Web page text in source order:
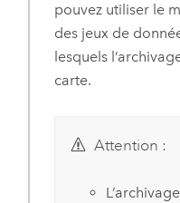
pouvez utiliser le
des jeux de
lesquels
carte.
Attention :